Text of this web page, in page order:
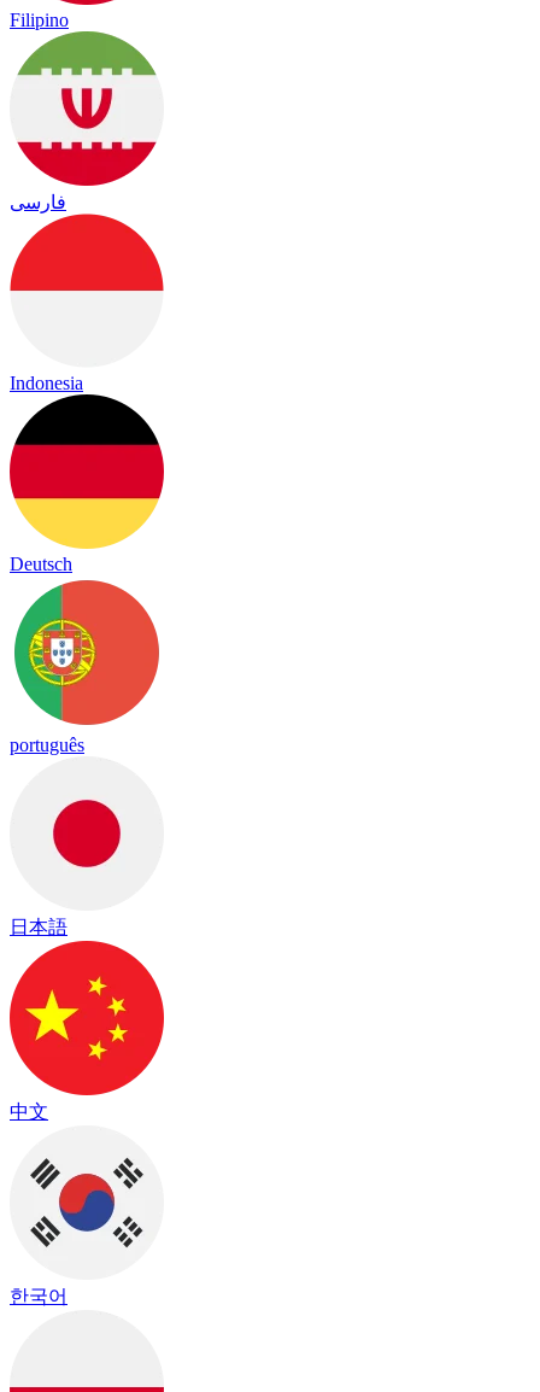
Filipino
فارسی
Indonesia
Deutsch
português
日本語
中文
한국어